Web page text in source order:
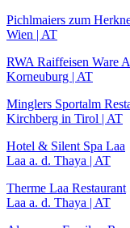
Pichlmaiers zum
Wien | AT
RWA Raiffeisen Ware
Korneuburg | AT
Minglers Sportalm
Kirchberg in Tirol | AT
Hotel & Silent Spa Laa
Laa a. d. Thaya | AT
Therme Laa Restaurant
Laa a. d. Thaya | AT